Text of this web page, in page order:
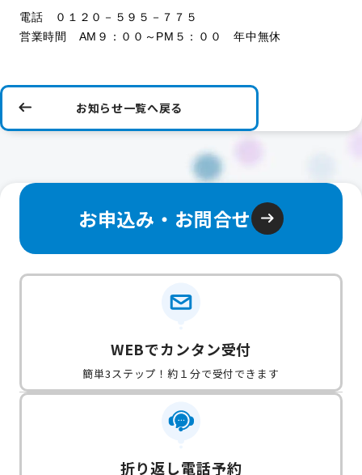
電話 ０１２０－５９５－７７５
営業時間 AM９：００～PM５：００ 年中無休
お知らせ一覧へ戻る
お申込み・お問合せ
WEBでカンタン受付
簡単3ステップ！約１分で受付できます
折り返し電話予約